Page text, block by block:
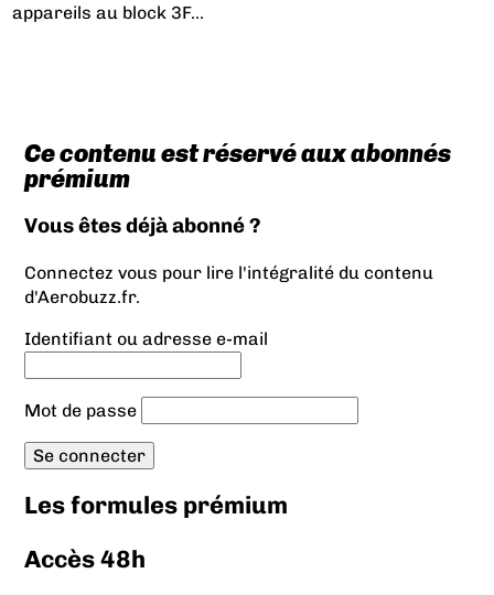
appareils au block 3F...
Ce contenu est réservé aux abonnés
prémium
Vous êtes déjà abonné ?
Connectez vous pour lire l'intégralité du contenu
d'Aerobuzz.fr.
Identifiant ou adresse e-mail
Mot de passe
Les formules prémium
Accès 48h